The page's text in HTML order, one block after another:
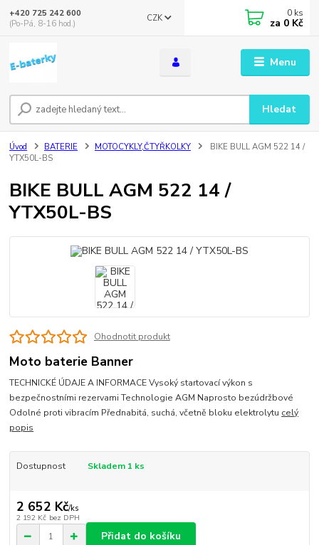
Menu
CZK
Hledat
+420 725 242 600
(Po-Pá, 8-16 hod.)
0 ks
za 0 Kč
Úvod BATERIE MOTOCYKLY,ČTYŘKOLKY
BIKE BULL AGM 522 14 /
YTX50L-BS
BIKE BULL AGM 522 14 /
YTX50L-BS
Ohodnotit produkt
Moto baterie Banner
TECHNICKÉ ÚDAJE A INFORMACE Vysoký startovací výkon s
bezpečnostními rezervami Technologie AGM Naprosto bezúdržbové
Odolné proti vibracím Přednabitá, suchá, včetně bloku elektrolytu celý
popis
Dostupnost Skladem 1 ks
2 652 Kč/ks
2 192 Kč bez DPH
Přidat do košíku